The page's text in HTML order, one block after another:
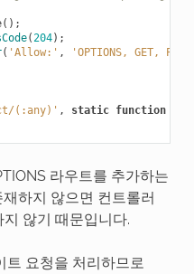
();
(204);
( 'Allow:' , 'OPTIONS, GET,
(:any)' , static function
라우트를 추가하는
하지 않으면 컨트롤러
않기 때문입니다.
트 요청을 처리하므로